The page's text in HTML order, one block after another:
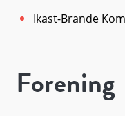
Ikast-Brande
Forening